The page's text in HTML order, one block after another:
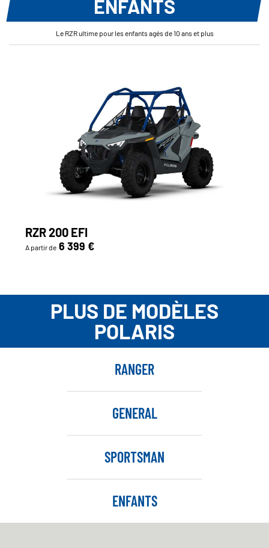
ENFANTS
Le RZR ultime pour les enfants agés de 10 ans et plus
RZR 200 EFI
A partir de 6 399 €
PLUS DE MODÈLES
POLARIS
RANGER
GENERAL
SPORTSMAN
ENFANTS